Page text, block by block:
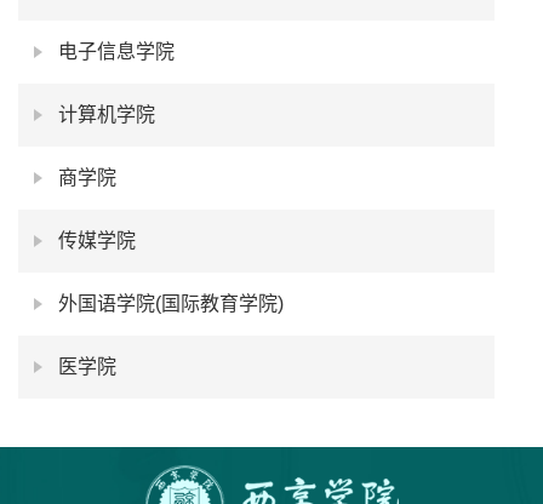
电子信息学院
计算机学院
商学院
传媒学院
外国语学院(国际教育学院)
医学院